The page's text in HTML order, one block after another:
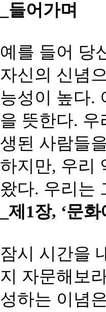
_들어가며
예를 들어 당
자신의 신념
능성이 높다.
을 뜻한다.
생된 사람들
하지만, 우리
왔다. 우리는
_제1장, ‘문
잠시 시간을
지 자문해보
성하는 이념